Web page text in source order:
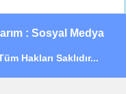
: Sosyal Medya
Hakları Saklıdır...